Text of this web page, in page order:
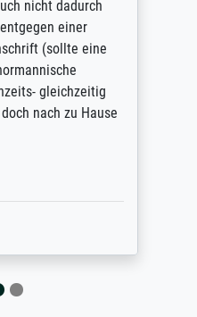
nicht dadurch
einer
(sollte eine
gleichzeitig
nach zu Hause